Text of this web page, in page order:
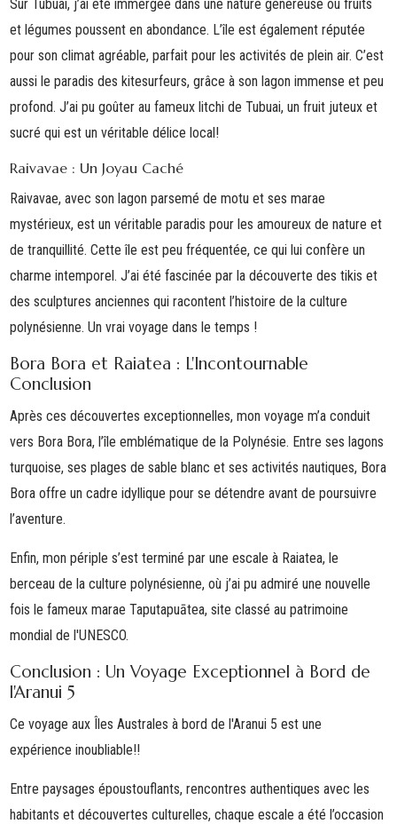
Sur Tubuai, j’ai été immergée dans une nature généreuse où fruits
et légumes poussent en abondance. L’île est également réputée
pour son climat agréable, parfait pour les activités de plein air. C’est
aussi le paradis deskitesurfeurs, grâce à son lagon immense et peu
profond. J’ai pu goûter au fameuxlitchi de Tubuai, un fruit juteux et
sucré qui est un véritable délice local!
Raivavae : Un Joyau Caché
Raivavae, avec son lagon parsemé de motu et sesmarae
mystérieux, est un véritable paradis pour les amoureux de nature et
de tranquillité. Cette île est peu fréquentée, ce qui lui confère un
charme intemporel. J’ai été fascinée par la découverte destikis et
des sculptures anciennes qui racontent l’histoire de la culture
polynésienne. Un vrai voyage dans le temps !
Bora Bora et Raiatea : L'Incontournable
Conclusion
Après ces découvertes exceptionnelles, mon voyage m’a conduit
vers Bora Bora, l’île emblématique de la Polynésie. Entre seslagons
turquoise, ses plages de sable blanc et ses activités nautiques, Bora
Bora offre un cadre idyllique pour se détendre avant de poursuivre
l’aventure.
Enfin, mon périple s’est terminé par une escale à Raiatea, le
berceau de la culture polynésienne, où j’ai pu admiré une nouvelle
fois le fameuxmarae Taputapuātea, site classé au patrimoine
mondial de l'UNESCO.
Conclusion : Un Voyage Exceptionnel à Bord de
l'Aranui 5
Ce voyage aux Îles Australes à bord de l'Aranui 5 est une
expérience inoubliable!!
Entre paysages époustouflants, rencontres authentiques avec les
habitants et découvertes culturelles, chaque escale a été l’occasion